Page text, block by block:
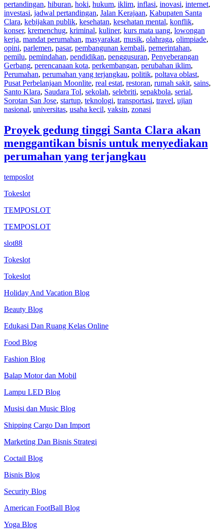
pertandingan, hiburan, hoki, hukum, iklim, inflasi, inovasi, internet,
investasi, jadwal pertandingan, Jalan Kerajaan, Kabupaten Santa
Clara, kebijakan publik, kesehatan, kesehatan mental, konflik,
konser, kremenchug, kriminal, kuliner, kurs mata uang, lowongan
kerja, mandat perumahan, masyarakat, musik, olahraga, olimpiade,
opini, parlemen, pasar, pembangunan kembali, pemerintahan,
pemilu, pemindahan, pendidikan, penggusuran, Penyeberangan
Gerbang, perencanaan kota, perkembangan, perubahan iklim,
Perumahan, perumahan yang terjangkau, politik, poltava oblast,
Pusat Perbelanjaan Moonlite, real estat, restoran, rumah sakit, sains,
Santo Klara, Saudara Tol, sekolah, selebriti, sepakbola, serial,
Sorotan San Jose, startup, teknologi, transportasi, travel, ujian
nasional, universitas, usaha kecil, vaksin, zonasi
Proyek gedung tinggi Santa Clara akan
menggantikan bisnis untuk menyediakan
perumahan yang terjangkau
temposlot
Tokeslot
TEMPOSLOT
TEMPOSLOT
slot88
Tokeslot
Tokeslot
Holiday And Vacation Blog
Beauty Blog
Edukasi Dan Ruang Kelas Online
Food Blog
Fashion Blog
Balap Motor dan Mobil
Lampu LED Blog
Musisi dan Music Blog
Shipping Cargo Dan Import
Marketing Dan Bisnis Strategi
Coctail Blog
Bisnis Blog
Security Blog
American FootBall Blog
Yoga Blog